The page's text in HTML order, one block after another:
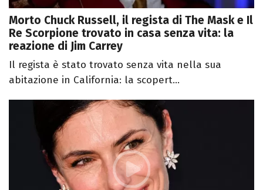
Morto Chuck Russell, il regista di The Mask e Il
Re Scorpione trovato in casa senza vita: la
reazione di Jim Carrey
Il regista è stato trovato senza vita nella sua
abitazione in California: la scopert...